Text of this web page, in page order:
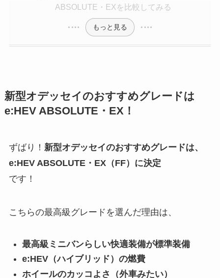
ABSOLUTE・EXを比較してみる
もっと見る
新型オデッセイのおすすめグレードは
e:HEV ABSOLUTE・EX！
ずばり！ 新型オデッセイのおすすめグレードは、
e:HEV ABSOLUTE・EX（FF） に決定
です！
こちらの最高級グレードを選んだ理由は、
最高級ミニバンらしい快適装備が標準装備
e:HEV（ハイブリッド）の燃費
ホイールのカッコよさ（外車みたい）